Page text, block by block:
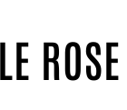
ROSE